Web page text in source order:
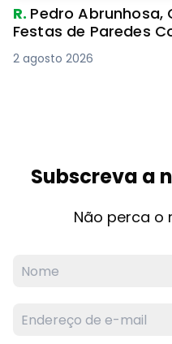
R. Pedro Abrunhosa,
Festas de Paredes
2 agosto 2026
Subscreva a
Não perca o